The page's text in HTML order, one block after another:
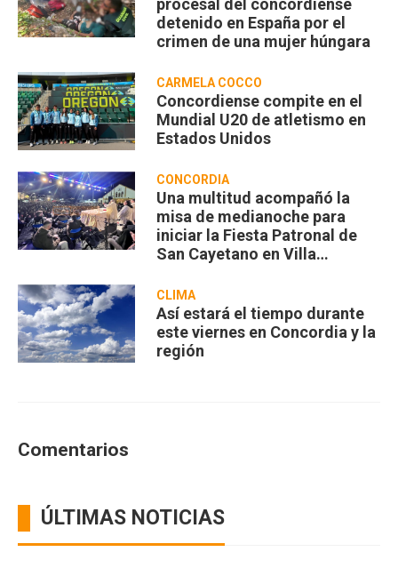
detenido en España por el
crimen de una mujer húngara
CARMELA COCCO
Concordiense compite en el
Mundial U20 de atletismo en
Estados Unidos
CONCORDIA
Una multitud acompañó la
misa de medianoche para
iniciar la Fiesta Patronal de
San Cayetano en Villa
CLIMA
Así estará el tiempo durante
este viernes en Concordia y la
región
Comentarios
ÚLTIMAS NOTICIAS